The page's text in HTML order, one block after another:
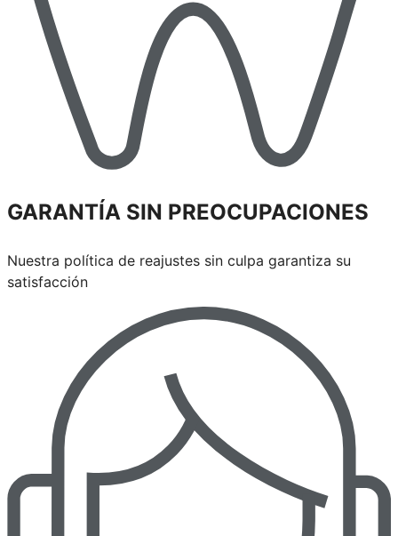
GARANTÍA SIN PREOCUPACIONES
Nuestra política de reajustes sin culpa garantiza su
satisfacción